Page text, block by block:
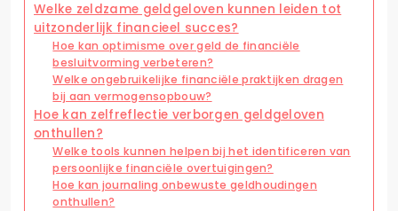
Welke zeldzame geldgeloven kunnen leiden tot
uitzonderlijk financieel succes?
Hoe kan optimisme over geld de financiële
besluitvorming verbeteren?
Welke ongebruikelijke financiële praktijken dragen
bij aan vermogensopbouw?
Hoe kan zelfreflectie verborgen geldgeloven
onthullen?
Welke tools kunnen helpen bij het identificeren van
persoonlijke financiële overtuigingen?
Hoe kan journaling onbewuste geldhoudingen
onthullen?